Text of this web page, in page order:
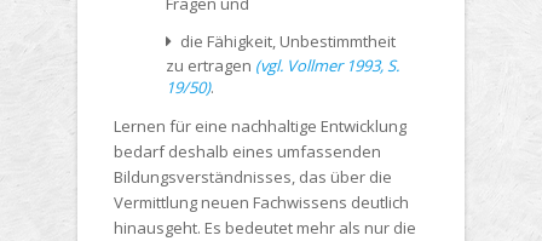
die Fähigkeit, Unbestimmtheit
zu ertragen (vgl. Vollmer 1993, S.
19/50).
Lernen für eine nachhaltige Entwicklung
bedarf deshalb eines umfassenden
Bildungsverständnisses, das über die
Vermittlung neuen Fachwissens deutlich
hinausgeht. Es bedeutet mehr als nur die